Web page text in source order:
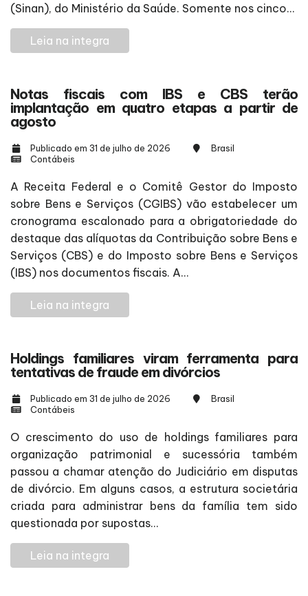
(Sinan), do Ministério da Saúde. Somente nos cinco...
Leia na integra
Notas fiscais com IBS e CBS terão
implantação em quatro etapas a partir de
agosto
Publicado em 31 de julho de 2026
Brasil
Contábeis
A Receita Federal e o Comitê Gestor do Imposto
sobre Bens e Serviços (CGIBS) vão estabelecer um
cronograma escalonado para a obrigatoriedade do
destaque das alíquotas da Contribuição sobre Bens e
Serviços (CBS) e do Imposto sobre Bens e Serviços
(IBS) nos documentos fiscais. A...
Leia na integra
Holdings familiares viram ferramenta para
tentativas de fraude em divórcios
Publicado em 31 de julho de 2026
Brasil
Contábeis
O crescimento do uso de holdings familiares para
organização patrimonial e sucessória também
passou a chamar atenção do Judiciário em disputas
de divórcio. Em alguns casos, a estrutura societária
criada para administrar bens da família tem sido
questionada por supostas...
Leia na integra